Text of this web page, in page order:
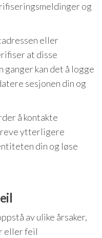
og
eller
at disse
ganger kan det å logge
sesjonen din og
å kontakte
ytterligere
din og løse
av ulike årsaker,
eller feil